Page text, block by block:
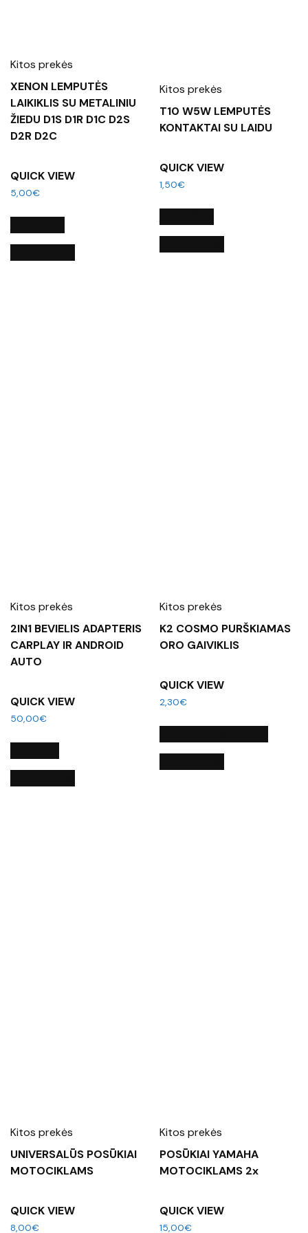
Kitos prekės
XENON LEMPUTĖS
LAIKIKLIS SU METALINIU
ŽIEDU D1S D1R D1C D2S
D2R D2C
QUICK VIEW
5,00€
Kitos prekės
T10 W5W LEMPUTĖS
KONTAKTAI SU LAIDU
QUICK VIEW
1,50€
Kitos prekės
2IN1 BEVIELIS ADAPTERIS
CARPLAY IR ANDROID
AUTO
QUICK VIEW
50,00€
Kitos prekės
K2 COSMO PURŠKIAMAS
ORO GAIVIKLIS
QUICK VIEW
2,30€
Kitos prekės
UNIVERSALŪS POSŪKIAI
MOTOCIKLAMS
QUICK VIEW
8,00€
Kitos prekės
POSŪKIAI YAMAHA
MOTOCIKLAMS 2x
QUICK VIEW
15,00€